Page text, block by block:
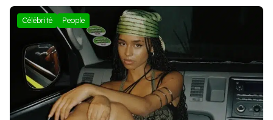
Célébrité People